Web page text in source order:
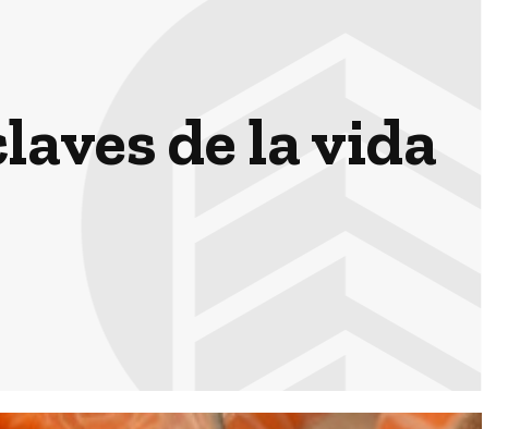
de la vida